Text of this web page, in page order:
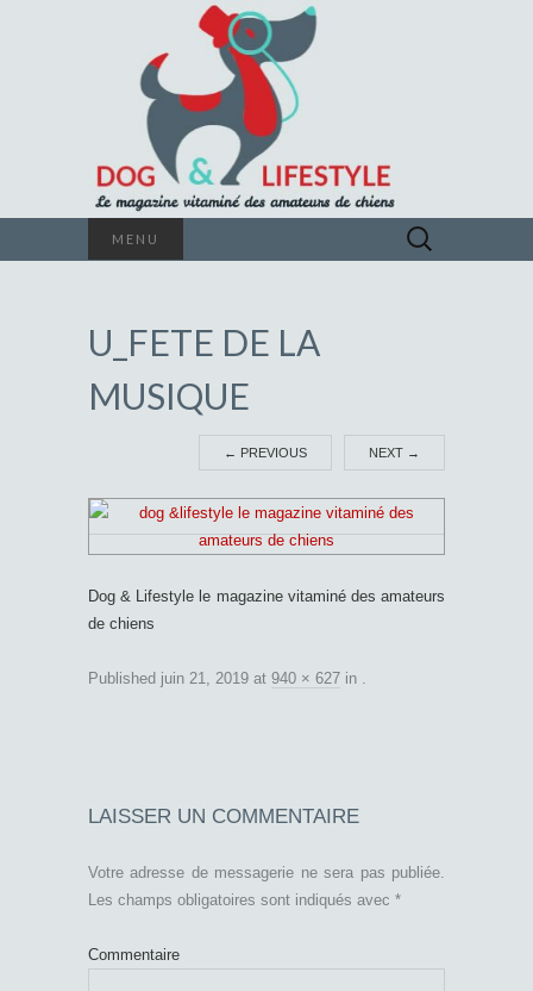
LIFESTYLE
Le magazine vitaminé des amateurs de
chiens
MENU Rechercher :
U_FETE DE LA
MUSIQUE
← PREVIOUS NEXT →
Dog & Lifestyle le magazine vitaminé des amateurs
de chiens
Published juin 21, 2019 at 940 × 627 in
LAISSER UN COMMENTAIRE
Votre adresse de messagerie ne sera pas publiée.
Les champs obligatoires sont indiqués avec *
Commentaire